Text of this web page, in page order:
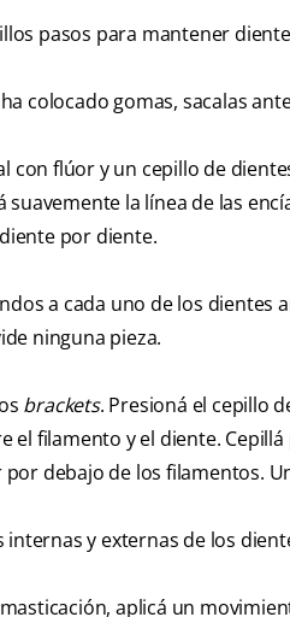
pasos para mantener
colocado gomas, sacalas
con flúor y un cepillo de
suavemente la línea de las
por diente.
a cada uno de los
ninguna pieza.
brackets. Presioná el cepillo
el filamento y el diente.
por debajo de los filamentos.
internas y externas de los
aplicá un